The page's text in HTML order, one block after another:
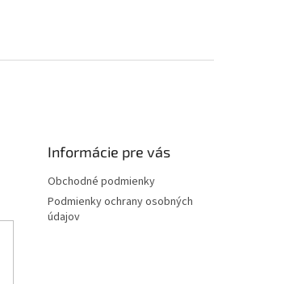
Informácie pre vás
Obchodné podmienky
Podmienky ochrany osobných
údajov